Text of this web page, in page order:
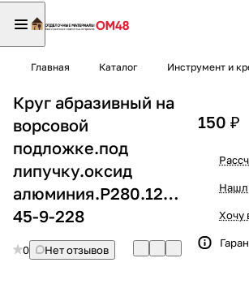
Главная Каталог Инструмент и
Круг абразивный на
ворсовой
подложке.под
липучку.оксид
алюминия.Р280.125мм.
45-9-228
0 Нет отзывов
150 ₽
Хочу